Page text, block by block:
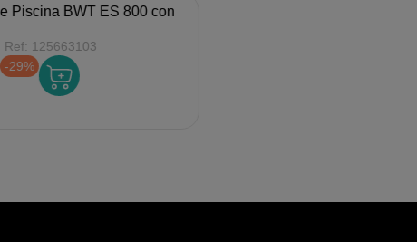
Piscina BWT ES 800 con
Ref: 125663103
-29%